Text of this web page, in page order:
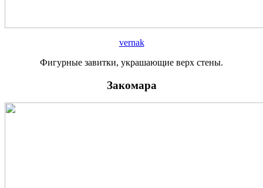
vernak
Фигурные завитки, украшающие верх стены.
Закомара